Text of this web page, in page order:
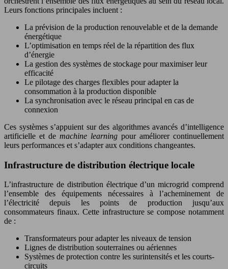
Leurs fonctions principales incluent :
La prévision de la production renouvelable et de la demande
énergétique
L’optimisation en temps réel de la répartition des flux
d’énergie
La gestion des systèmes de stockage pour maximiser leur
efficacité
Le pilotage des charges flexibles pour adapter la
consommation à la production disponible
La synchronisation avec le réseau principal en cas de
connexion
Ces systèmes s’appuient sur des algorithmes avancés d’intelligence
artificielle et de machine learning pour améliorer continuellement
leurs performances et s’adapter aux conditions changeantes.
Infrastructure de distribution électrique locale
L’infrastructure de distribution électrique d’un microgrid comprend
l’ensemble des équipements nécessaires à l’acheminement de
l’électricité depuis les points de production jusqu’aux
consommateurs finaux. Cette infrastructure se compose notamment
de :
Transformateurs pour adapter les niveaux de tension
Lignes de distribution souterraines ou aériennes
Systèmes de protection contre les surintensités et les courts-
circuits